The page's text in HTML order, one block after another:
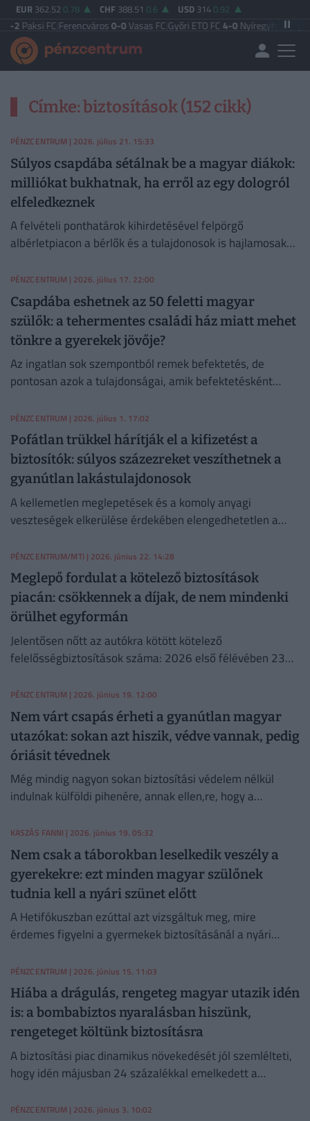
EUR 362.52 0.78 CHF 388.51 0.6 USD 314 0.92
Paksi FC| Ferencváros0-0Vasas FC| Győri ETO FC 4-0Nyíregyháza Újpest
Címke: biztosítások (152 cikk)
PÉNZCENTRUM | 2026. július 21. 15:33
Súlyos csapdába sétálnak be a magyar diákok:
milliókat bukhatnak, ha erről az egy dologról
elfeledkeznek
A felvételi ponthatárok kihirdetésével felpörgő
albérletpiacon a bérlők és a tulajdonosok is hajlamosak
PÉNZCENTRUM | 2026. július 17. 22:00
Csapdába eshetnek az 50 feletti magyar
szülők: a tehermentes családi ház miatt mehet
tönkre a gyerekek jövője?
Az ingatlan sok szempontból remek befektetés, de
pontosan azok a tulajdonságai, amik befektetésként
jelentenek.
PÉNZCENTRUM | 2026. július 1. 17:02
Pofátlan trükkel hárítják el a kifizetést a
biztosítók: súlyos százezreket veszíthetnek a
gyanútlan lakástulajdonosok
A kellemetlen meglepetések és a komoly anyagi
veszteségek elkerülése érdekében elengedhetetlen a
PÉNZCENTRUM/MTI | 2026. június 22. 14:28
Meglepő fordulat a kötelező biztosítások
piacán: csökkennek a díjak, de nem mindenki
örülhet egyformán
Jelentősen nőtt az autókra kötött kötelező
felelősségbiztosítások száma: 2026 első félévében 23
szinten.
PÉNZCENTRUM | 2026. június 19. 12:00
Nem várt csapás érheti a gyanútlan magyar
utazókat: sokan azt hiszik, védve vannak, pedig
óriásit tévednek
Még mindig nagyon sokan biztosítási védelem nélkül
indulnak külföldi pihenére, annak ellen,re, hogy a
KASZÁS FANNI | 2026. június 19. 05:32
Nem csak a táborokban leselkedik veszély a
gyerekekre: ezt minden magyar szülőnek
tudnia kell a nyári szünet előtt
A Hetifókuszban ezúttal azt vizsgáltuk meg, mire
érdemes figyelni a gyermekek biztosításánál a nyári
PÉNZCENTRUM | 2026. június 15. 11:03
Hiába a drágulás, rengeteg magyar utazik idén
is: a bombabiztos nyaralásban hiszünk,
rengeteget költünk biztosításra
A biztosítási piac dinamikus növekedését jól szemlélteti,
hogy idén májusban 24 százalékkal emelkedett a
PÉNZCENTRUM | 2026. június 3. 10:02